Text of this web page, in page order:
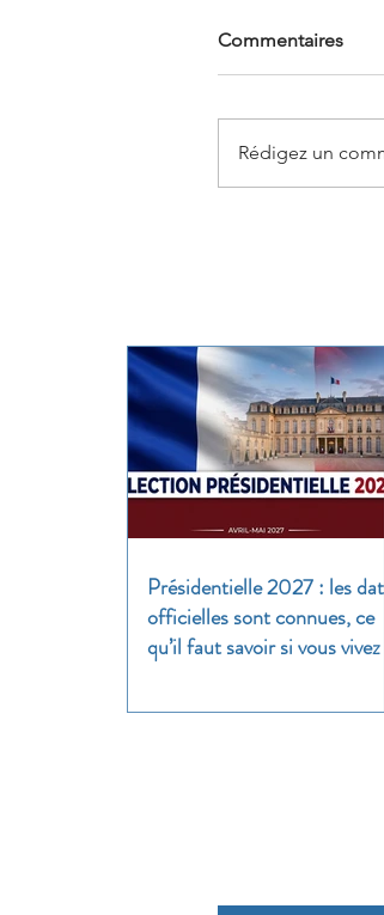
Commentaires
Rédigez un
Présidentielle 2027 : les
officielles sont connues, ce
qu’il faut savoir si vous vivez à